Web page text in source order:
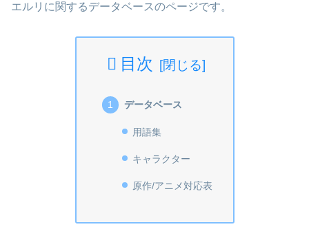
エルリに関するデータベースのページです。
目次
データベース
用語集
キャラクター
原作/アニメ対応表